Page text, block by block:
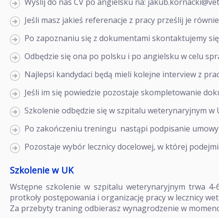
Jeśli masz jakieś referenacje z pracy prześlij je
Po zapoznaniu się z dokumentami skontaktujemy
Odbędzie się ona po polsku i po angielsku w celu
Najlepsi kandydaci będą mieli kolejne interview z
Jeśli im się powiedzie pozostaje skompletowanie
Szkolenie odbędzie się w szpitalu weterynaryjnym w
Po zakończeniu treningu nastąpi podpisanie
Pozostaje wybór lecznicy docelowej, w której
Szkolenie w UK
Wstępne szkolenie w szpitalu weterynaryjnym trwa
protkoły postępowania i organizację pracy w lecznicy
Za przebyty traning odbierasz wynagrodzenie w